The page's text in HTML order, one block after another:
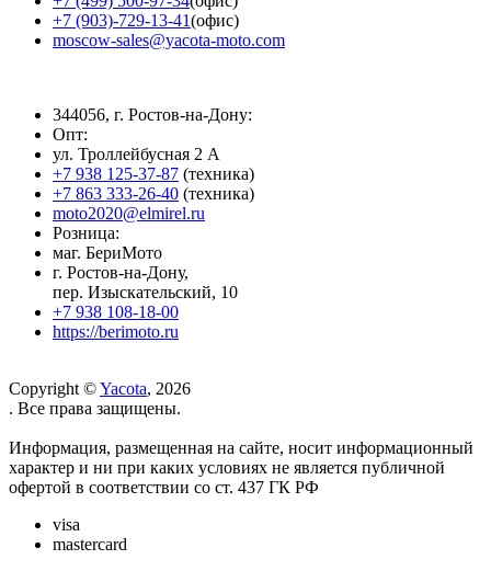
+7 (903)-729-13-41(офис)
moscow-sales@yacota-moto.com
344056, г. Ростов-на-Дону:
Опт:
ул. Троллейбусная 2 А
+7 938 125-37-87 (техника)
+7 863 333-26-40 (техника)
moto2020@elmirel.ru
Розница:
маг. БериМото
г. Ростов-на-Дону,
пер. Изыскательский, 10
+7 938 108-18-00
https://berimoto.ru
Copyright ©Yacota, 2026
. Все права защищены.
Информация, размещенная на сайте, носит информационный
характер и ни при каких условиях не является публичной
офертой в соответствии со ст. 437 ГК РФ
visa
mastercard